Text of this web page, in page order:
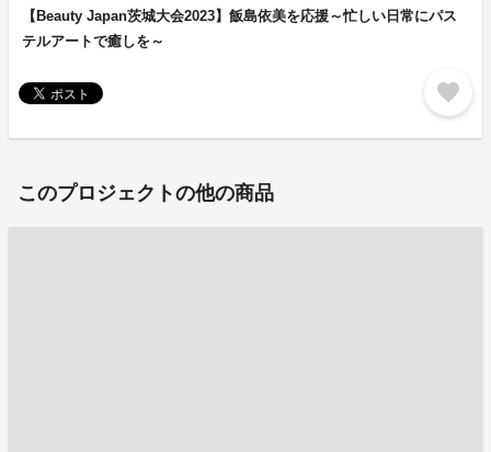
【Beauty Japan茨城大会2023】飯島依美を応援～忙しい日常にパス
テルアートで癒しを～
favorite
このプロジェクトの他の商品